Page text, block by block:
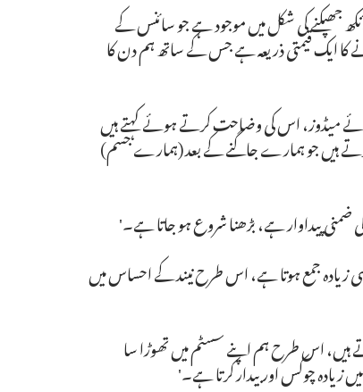
آنکھ جھپکنے کی شکل میں موجود ہے جو سائنس کے
کا ایک قیمتی ذریعہ ہے جس کے ساتھ ہم دن کا
میڈوز، اس کی وضاحت کرتے ہوئے کہتے ہیں
کرتے ہیں جو ہمارے جاگنے کے بعد (ہمارے جسم)
ضمنی پیداوار ہے، بڑھنا شروع ہو جاتا ہے۔'
زیادہ جمع ہوتا ہے، اس طرح نیند کے احساس میں
ہیں، اس طرح ہم اپنے سسٹم میں تھوڑا سا
زیادہ چوکس اور بیدار کرتا ہے۔'